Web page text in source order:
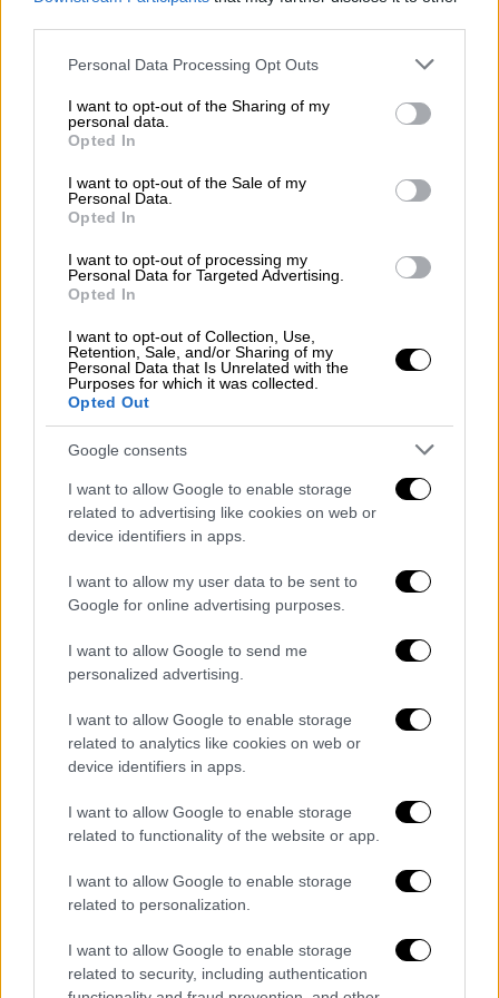
Please note that this website/app uses one or more Google
not limited to your visit or usage behaviour. You may click to
grant or deny consent to Google and its third-party tags to
use your data for below specified purposes in below Google
consent section.
Personal Data Processing Opt Outs
I want to opt-out of the Sharing of my
personal data.
Opted In
I want to opt-out of the Sale of my
Personal Data.
Opted In
I want to opt-out of processing my
Personal Data for Targeted Advertising.
Opted In
I want to opt-out of Collection, Use,
Retention, Sale, and/or Sharing of my
Personal Data that Is Unrelated with the
Purposes for which it was collected.
Opted Out
Google consents
I want to allow Google to enable storage
related to advertising like cookies on web or
device identifiers in apps.
I want to allow my user data to be sent to
Google for online advertising purposes.
I want to allow Google to send me
personalized advertising.
I want to allow Google to enable storage
related to analytics like cookies on web or
device identifiers in apps.
I want to allow Google to enable storage
related to functionality of the website or app.
I want to allow Google to enable storage
related to personalization.
I want to allow Google to enable storage
related to security, including authentication
«Ο πρόεδρος Τραμπ θα συνεχίσει να
συνάπτει ειρηνευτικές συμφωνίες, να
Έχει την καρδιά ενός ανθρωπιστή και δεν θα
υπάρξει ποτέ κανείς σαν αυτόν που να
μπορεί να μετακινήσει βουνά με τη δύναμη
της θέλησής του», ανέφερε ειδικότερα ο
Τσέουνγκ σε ανάρτηση στα social media.
peace deals, ending wars, and saving
lives.
He has the heart of a humanitarian,
and there will never be anyone like
him who can move mountains with
the sheer force of his will.
The Nobel Committee proved they
place politics over peace.
— Steven Cheung
(@StevenCheung47)October 10,
2025
Ποια είναι η Μαρία Κορίνα Ματσάδο
Το βραβείο Νόμπελ Ειρήνης 2025 πήγε στη
Μαρία Κορίνα Ματσάδο από τη Βενεζουέλα
που επιλέχθηκε από την Ακαδημία «για το
δημοκρατικών δικαιωμάτωντου λαού της
Βενεζουέλας και για τον αγώνα της για μια